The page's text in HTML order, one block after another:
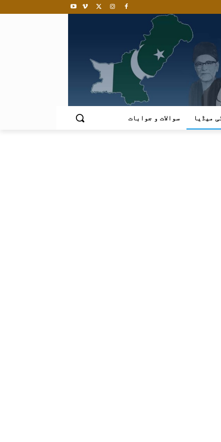
میڈیا سوالات و جوابات